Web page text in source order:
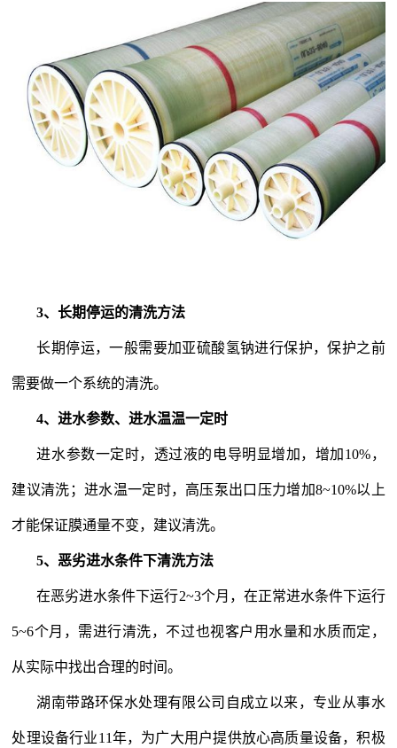
3、长期停运的清洗方法
长期停运，一般需要加亚硫酸氢钠进行保护，保护之前
需要做一个系统的清洗。
4、进水参数、进水温温一定时
进水参数一定时，透过液的电导明显增加，增加 10%，
建议清洗；进水温一定时，高压泵出口压力增加8~10%以上
才能保证膜通量不变，建议清洗。
5、恶劣进水条件下清洗方法
在恶劣进水条件下运行2~3个月，在正常进水条件下运行
5~6个月，需进行清洗，不过也视客户用水量和水质而定，
从实际中找出合理的时间。
湖南带路环保水处理有限公司自成立以来，专业从事水
处理设备行业11年，为广大用户提供放心高质量设备，积极